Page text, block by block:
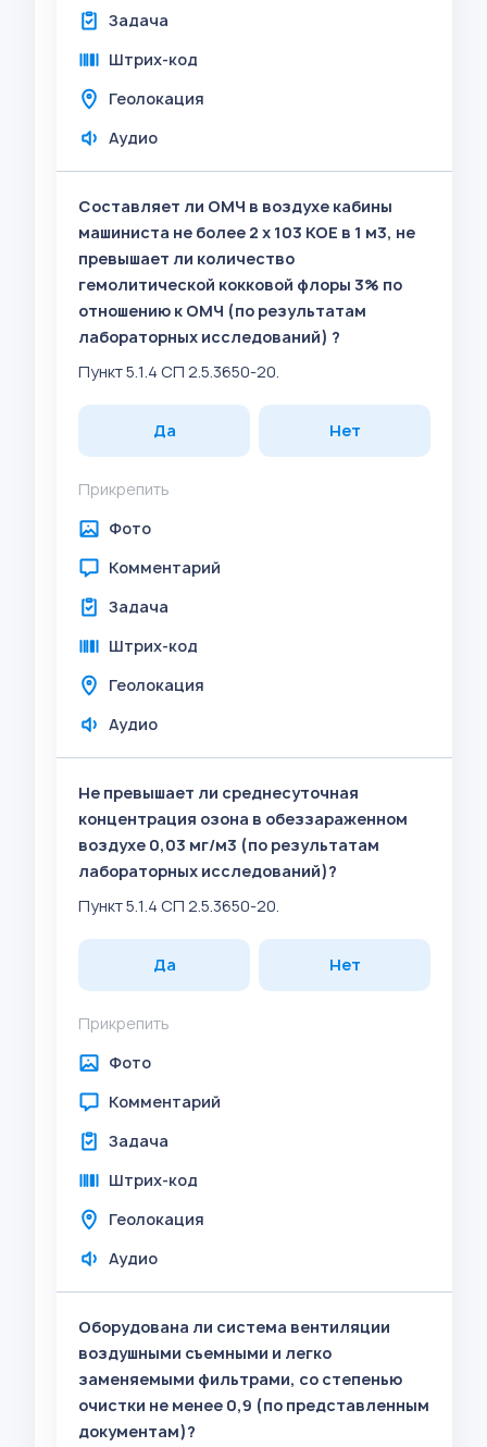
Задача
Штрих-код
Геолокация
Аудио
Составляет ли ОМЧ в воздухе кабины
машиниста не более 2 x 103 КОЕ в 1 м3, не
превышает ли количество
гемолитической кокковой флоры 3% по
отношению к ОМЧ (по результатам
лабораторных исследований) ?
Пункт 5.1.4 СП 2.5.3650-20.
Да Нет
Прикрепить
Фото
Комментарий
Задача
Штрих-код
Геолокация
Аудио
Не превышает ли среднесуточная
концентрация озона в обеззараженном
воздухе 0,03 мг/м3 (по результатам
лабораторных исследований)?
Пункт 5.1.4 СП 2.5.3650-20.
Да Нет
Прикрепить
Фото
Комментарий
Задача
Штрих-код
Геолокация
Аудио
Оборудована ли система вентиляции
воздушными съемными и легко
заменяемыми фильтрами, со степенью
очистки не менее 0,9 (по представленным
документам)?